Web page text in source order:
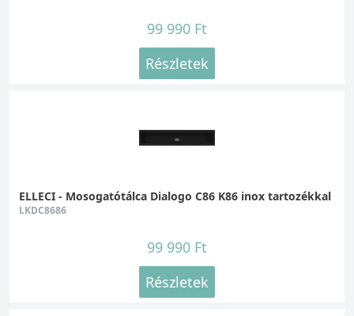
99 990 Ft
Részletek
ELLECI - Mosogatótálca Dialogo C86 K86 inox tartozékkal
LKDC8686
99 990 Ft
Részletek